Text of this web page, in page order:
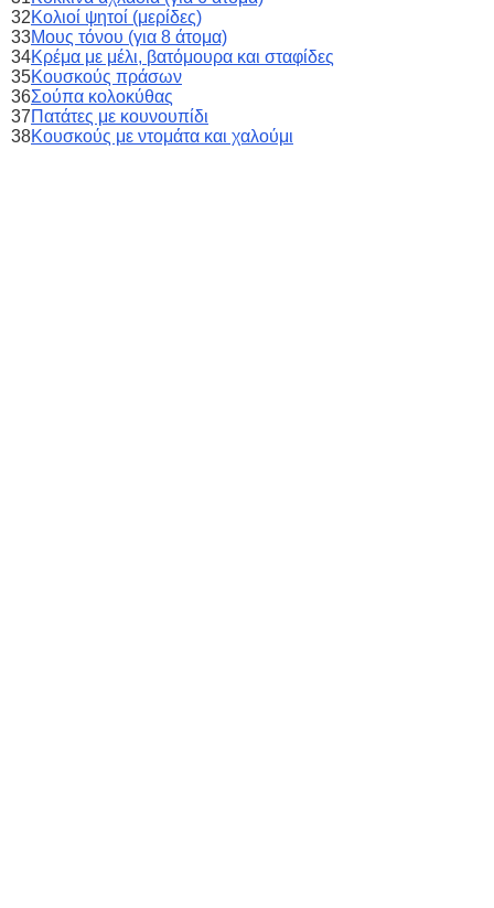
32Κολιοί ψητοί (μερίδες)
33Moυς τόνου (για 8 άτομα)
34Κρέμα με μέλι, βατόμουρα και σταφίδες
35Κουσκούς πράσων
36Σούπα κολοκύθας
37Πατάτες με κουνουπίδι
38Κουσκούς με ντομάτα και χαλούμι